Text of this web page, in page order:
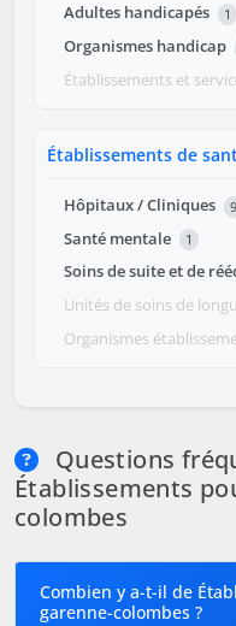
Adultes handicapés 1
Organismes handicap
Établissements et
Établissements de
Hôpitaux / Cliniques 9
Santé mentale 1
Soins de suite et de
Unités de soins de
Organismes
Questions
Établissements
colombes
Combien y a-t-il de
garenne-colombes ?